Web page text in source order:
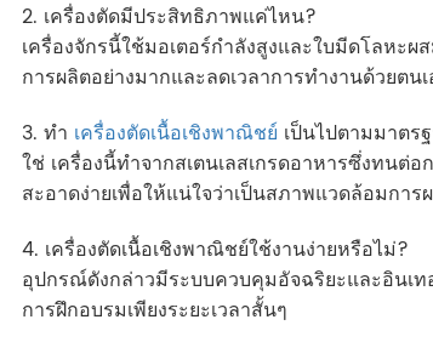
2. เครื่องตัดมีประสิทธิภาพแค่ไหน?
เครื่องจักรนี้ใช้มอเตอร์กำลังสูงและใบมีดโลห
การผลิตอย่างมากและลดเวลาการทำงานด้วยตนเ
3. ทำ เครื่องตัดเนื้อเชิงพาณิชย์ เป็นไปตามมาต
ใช่ เครื่องนี้ทำจากสเตนเลสเกรดอาหารซึ่งทน
สะอาดง่ายเพื่อให้แน่ใจว่าเป็นสภาพแวดล้อมกา
4. เครื่องตัดเนื้อเชิงพาณิชย์ใช้งานง่ายหรือไม่?
อุปกรณ์ดังกล่าวมีระบบควบคุมอัจฉริยะและอินเ
การฝึกอบรมเพียงระยะเวลาสั้นๆ